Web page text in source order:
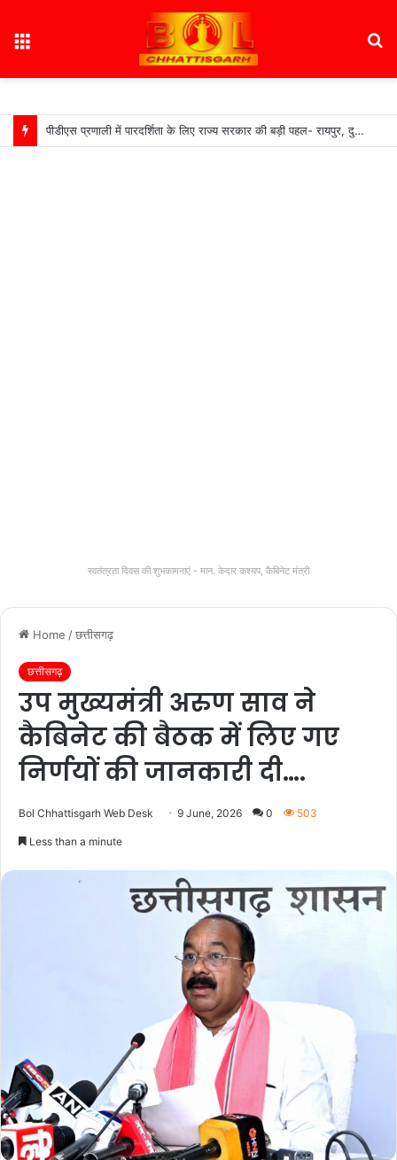
पीडीएस प्रणाली में पारदर्शिता के लिए राज्य सरकार की बड़ी पहल- रायपुर, दुर्ग और बिलासपुर में तीन ‘अन्नपूर्ति ग्रेन एटीएम‘ का शुभारंभ…
स्वतंत्रता दिवस की शुभकामनाएं - मान. केदार कश्यप, कैबिनेट मंत्री
Home /छत्तीसगढ़
छत्तीसगढ़
उप मुख्यमंत्री अरुण साव ने
कैबिनेट की बैठक में लिए गए
निर्णयों की जानकारी दी….
Bol Chhattisgarh Web Desk 9 June, 2026 0 503
Less than a minute